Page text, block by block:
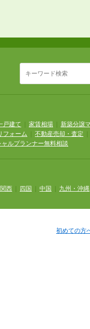
戸建て 家賃相場
新築分譲
フォーム 不動産売却・査定
ルプランナー無料相談
関西 四国 中国 九州・沖縄
初めての方